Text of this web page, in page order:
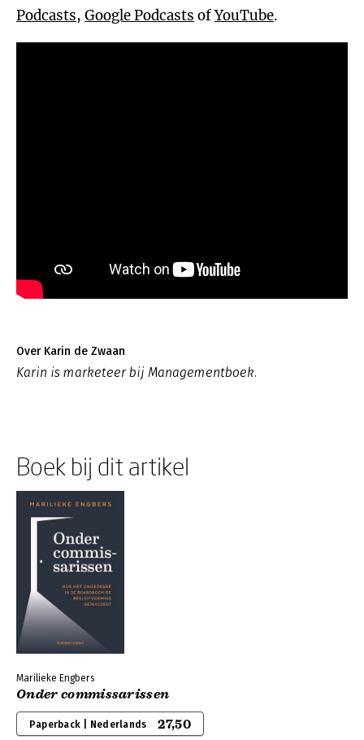
Podcasts, Google Podcasts ofYouTube.
Over Karin de Zwaan
Karin is marketeer bij Managementboek.
Boek bij dit artikel
Marilieke Engbers
Onder commissarissen
Paperback | Nederlands 27,50